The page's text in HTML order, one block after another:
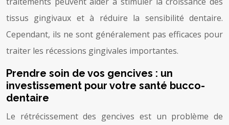
tissus gingivaux et à réduire la sensibilité dentaire.
Cependant, ils ne sont généralement pas efficaces pour
traiter les récessions gingivales importantes.
Prendre soin de vos gencives : un
investissement pour votre santé bucco-
dentaire
Le rétrécissement des gencives est un problème de